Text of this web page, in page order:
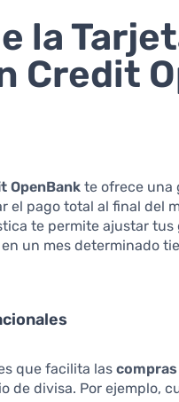
la
Credit
OpenBank te ofrece una
el pago total al final del
te permite ajustar
un mes determinado
que facilita las
de divisa. Por ejemplo,